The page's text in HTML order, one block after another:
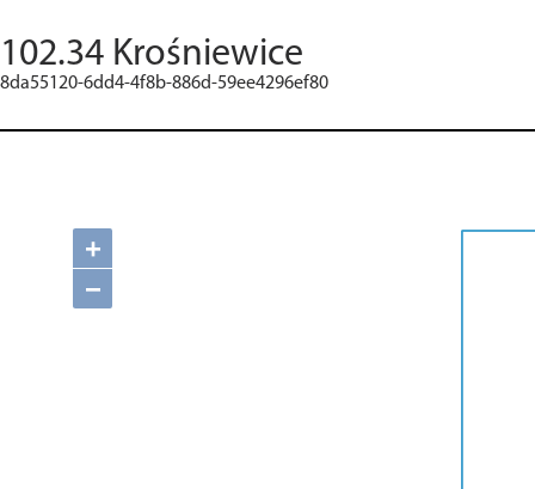
102.34 Krośniewice
8da55120-6dd4-4f8b-886d-59ee4296ef80
+
−